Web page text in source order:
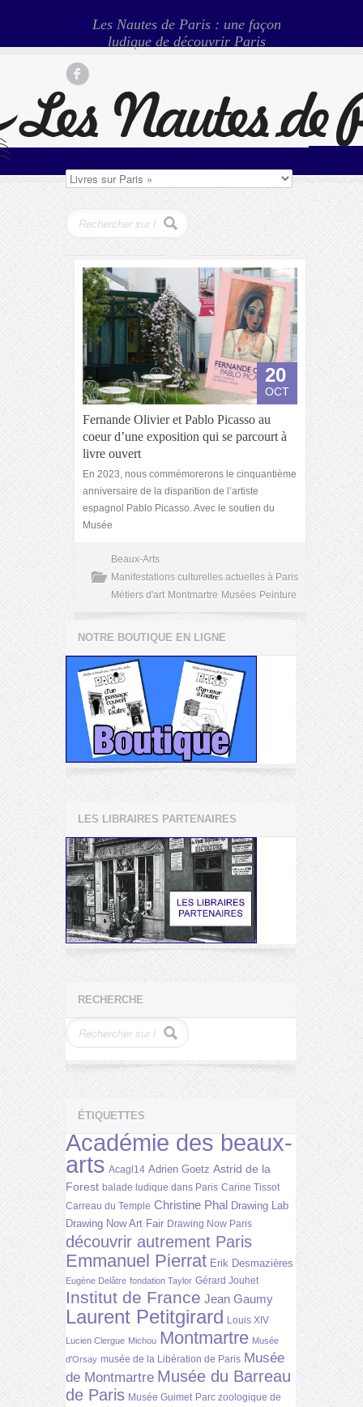
Les Nautes de Paris : une façon
ludique de découvrir Paris
20
OCT
Fernande Olivier et Pablo Picasso au
coeur d’une exposition qui se parcourt à
livre ouvert
En 2023, nous commémorerons le cinquantième
anniversaire de la disparition de l’artiste
espagnol Pablo Picasso. Avec le soutien du
Musée
Beaux-Arts
Manifestations culturelles actuelles à Paris
Métiers d'art Montmartre Musées Peinture
NOTRE BOUTIQUE EN LIGNE
LES LIBRAIRES PARTENAIRES
RECHERCHE
ÉTIQUETTES
Académie des beaux-
arts Acagl14 Adrien Goetz Astrid de la
Forest balade ludique dans Paris Carine Tissot
Carreau du Temple Christine Phal Drawing Lab
Drawing Now Art Fair Drawing Now Paris
découvrir autrement Paris
Emmanuel Pierrat Erik Desmazières
Eugène Delâtre fondation Taylor Gérard Jouhet
Institut de France Jean Gaumy
Laurent Petitgirard Louis XIV
Lucien Clergue Michou Montmartre Musée
d'Orsay musée de la Libération de Paris Musée
de Montmartre Musée du Barreau
de Paris Musée Guimet Parc zoologique de